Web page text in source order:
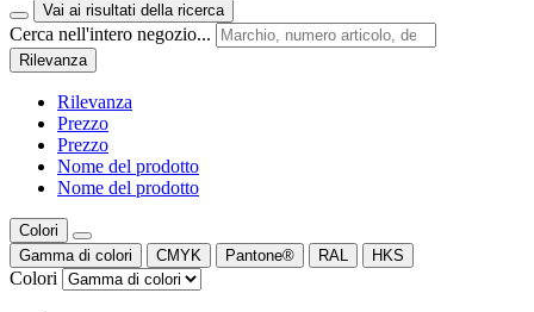
Vai ai risultati della ricerca
Cerca nell'intero negozio...
Rilevanza
Rilevanza
Prezzo
Prezzo
Nome del prodotto
Nome del prodotto
Colori
Gamma di colori
CMYK Pantone® RAL HKS
Colori